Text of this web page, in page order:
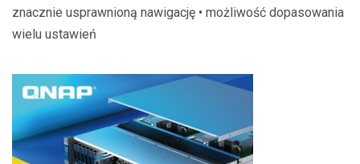
znacznie usprawnioną nawigację • możliwość dopasowania
wielu ustawień